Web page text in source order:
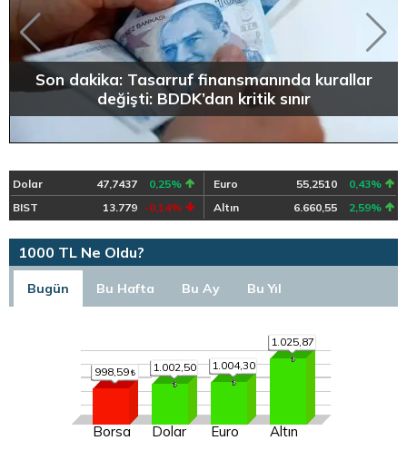
Son dakika: Tasarruf finansmanında kurallar
değişti: BDDK’dan kritik sınır
Dolar 47,7437 0,25% Euro 55,2510
0,43%
BIST
13.779 -0,14% Altın 6.660,55 2,59%
1000 TL Ne Oldu?
Bugün Bu Hafta Bu Ay Bu Yıl
998,59
Borsa
1.002,50
Dolar
1.004,30
Euro
1.025,87
Altın